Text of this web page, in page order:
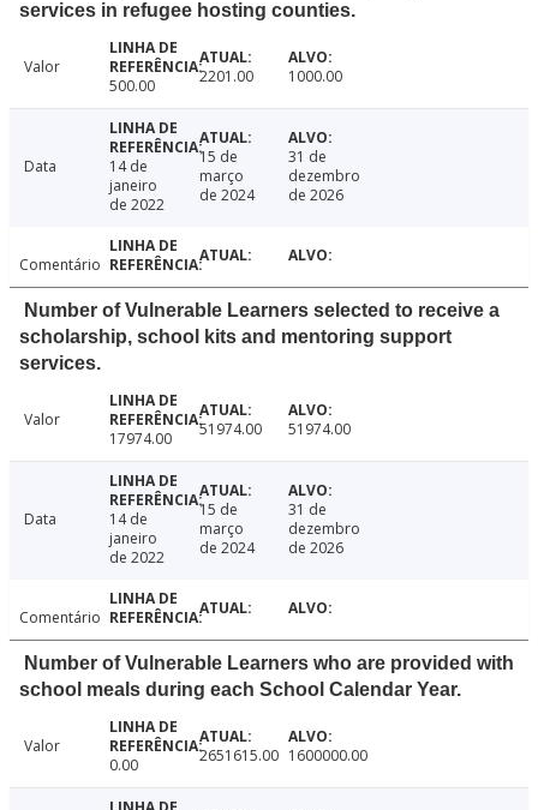
services in refugee hosting counties.
Valor
500.00
2201.00 1000.00
Data
14 de
janeiro
de 2022
15 de
março
de 2024
31 de
dezembro
de 2026
Comentário
Number of Vulnerable Learners selected to receive a
scholarship, school kits and mentoring support
services.
Valor
17974.00
51974.00 51974.00
Data
14 de
janeiro
de 2022
15 de
março
de 2024
31 de
dezembro
de 2026
Comentário
Number of Vulnerable Learners who are provided with
school meals during each School Calendar Year.
Valor
0.00
2651615.00 1600000.00